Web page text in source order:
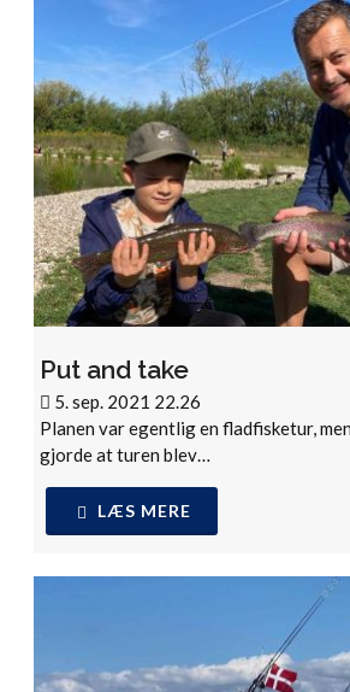
Put and take
5. sep. 2021 22.26
Planen var egentlig en fladfisketur,
gjorde at turen blev…
LÆS MERE